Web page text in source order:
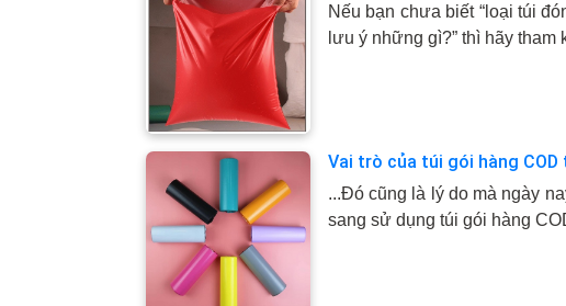
Nếu bạn chưa biết “loại túi
lưu ý những gì?” thì hãy
Vai trò của túi gói hàng
...Đó cũng là lý do mà ngày
sang sử dụng túi gói hàng